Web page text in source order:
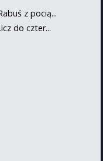
z pocią...
do czter...